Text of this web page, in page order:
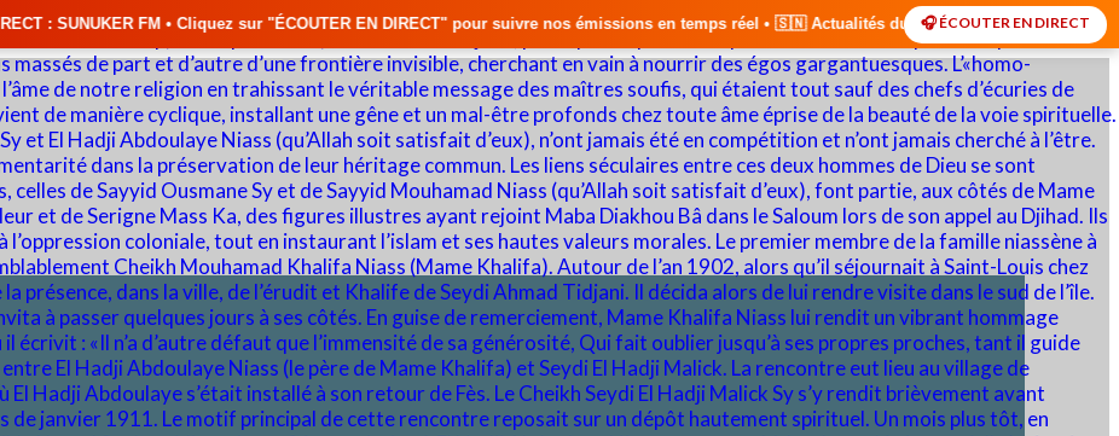
FM • Cliquez sur "ÉCOUTER EN DIRECT" pour suivre nos émissions en temps réel • 🇸🇳 Actualités du Sénégal • 🌍 Actualités Internationales • 🎙️
🎧 ÉCOUTER EN DIRECT